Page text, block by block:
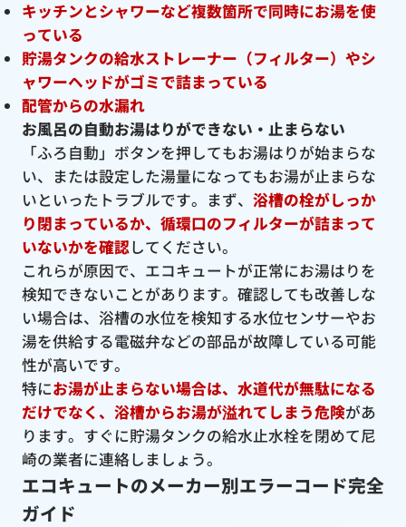
キッチンとシャワーなど複数箇所で同時にお湯を使
っている
貯湯タンクの給水ストレーナー（フィルター）やシ
ャワーヘッドがゴミで詰まっている
配管からの水漏れ
お風呂の自動お湯はりができない・止まらない
「ふろ自動」ボタンを押してもお湯はりが始まらな
い、または設定した湯量になってもお湯が止まらな
いといったトラブルです。まず、 浴槽の栓がしっか
り閉まっているか、循環口のフィルターが詰まって
いないかを確認してください。
これらが原因で、エコキュートが正常にお湯はりを
検知できないことがあります。確認しても改善しな
い場合は、浴槽の水位を検知する水位センサーやお
湯を供給する電磁弁などの部品が故障している可能
性が高いです。
特にお湯が止まらない場合は、水道代が無駄になる
だけでなく、浴槽からお湯が溢れてしまう危険があ
ります。すぐに貯湯タンクの給水止水栓を閉めて尼
崎の業者に連絡しましょう。
エコキュートのメーカー別エラーコード完全
ガイド